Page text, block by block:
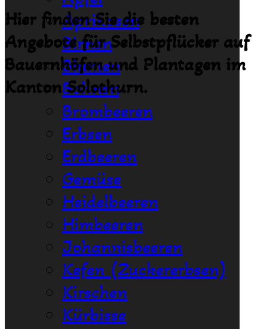
Aprikosen
Birnen
Blumen
Bohnen
Brombeeren
Erbsen
Erdbeeren
Gemüse
Heidelbeeren
Himbeeren
Johannisbeeren
Kefen (Zuckererbsen)
Kirschen
Kürbisse
Hier finden Sie die besten
Angebote für Selbstpflücker auf
Bauernhöfen und Plantagen im
Kanton Solothurn.